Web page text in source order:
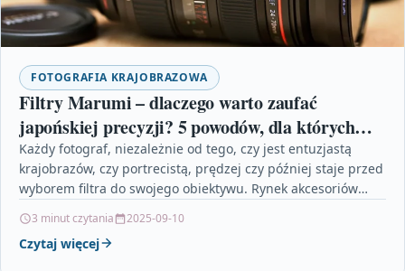
FOTOGRAFIA KRAJOBRAZOWA
Filtry Marumi – dlaczego warto zaufać
japońskiej precyzji? 5 powodów, dla których
Twój obiektyw ich potrzebuje
Każdy fotograf, niezależnie od tego, czy jest entuzjastą
krajobrazów, czy portrecistą, prędzej czy później staje przed
wyborem filtra do swojego obiektywu. Rynek akcesoriów
3 minut czytania 2025-09-10
Czytaj więcej